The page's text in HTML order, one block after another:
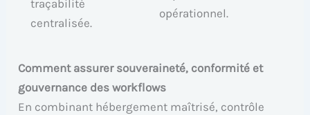
traçabilité
centralisée.
opérationnel.
Comment assurer souveraineté, conformité et
gouvernance des workflows
En combinant hébergement maîtrisé, contrôle